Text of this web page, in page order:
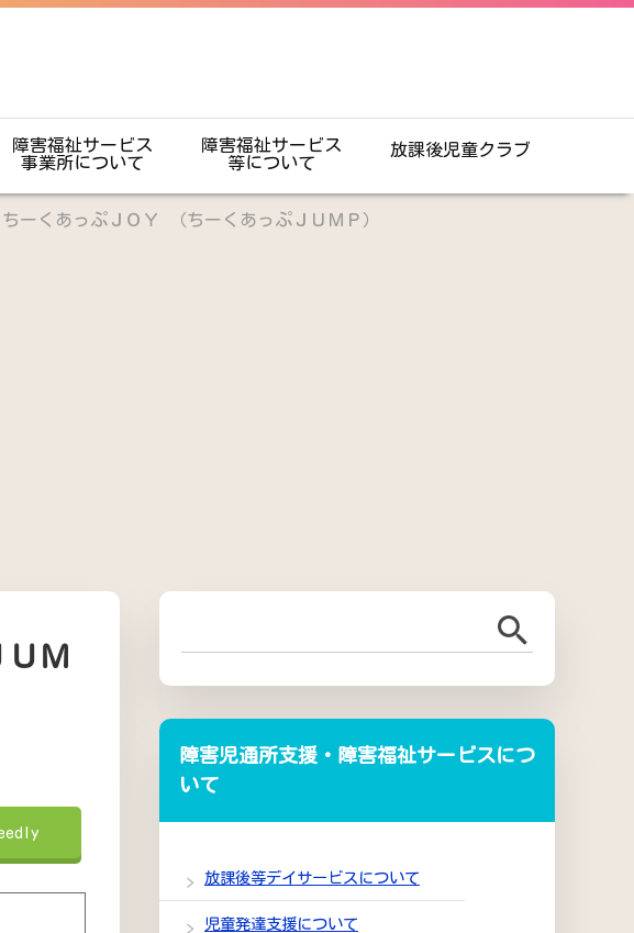
障害福祉サービス
事業所について
障害福祉サービス
等について
放課後児童クラブ
ーくあっぷＪＯＹ （ちーくあっぷＪＵＭＰ）
ＵＭ
障害児通所支援・障害福祉サービスにつ
いて
放課後等デイサービスについて
児童発達支援について